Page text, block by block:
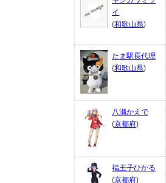
イ
(和歌山県)
たま駅長代理
(和歌山県)
八瀬かえで
(京都府)
福王子ひかる
(京都府)